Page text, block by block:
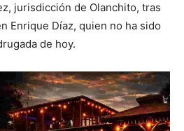
jurisdicción de Olanchito, tras
Enrique Díaz, quien no ha sido
de hoy.